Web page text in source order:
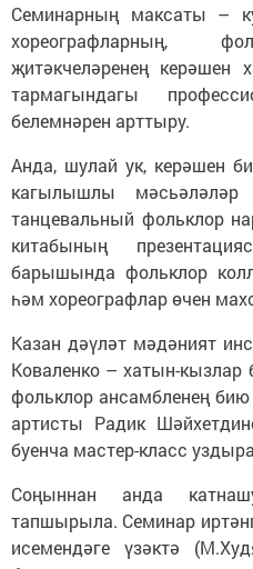
Семинарның максаты –
хореографларның,
җитәкчеләренең керәшен
тармагындагы
белемнәрен арттыру.
Анда, шулай ук, керәшен
кагылышлы мәсьәләләр
танцевальный фольклор
китабының
барышында фольклор
һәм хореографлар өчен
Казан дәүләт мәдәният
Коваленко – хатын-кызлар
фольклор ансамбленең бию
артисты Радик
буенча мастер-класс
Соңыннан анда
тапшырыла. Семинар
исемендәге үзәктә